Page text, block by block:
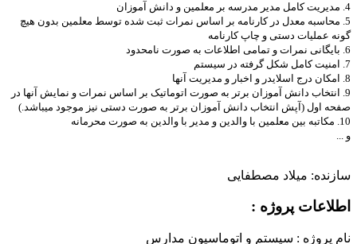
4. مدیریت کامل مدیر مدرسه بر معلمین و دانش آموزان
5. محاسبه معدل در کارنامه بر اساس نمرات ثبت شده توسط معلمین بدون هیچ
گونه عملیات دستی و چاپ کارنامه
6. بایگانی نمرات و تمامی اطلاعات به صورت نامحدود
7. امنیت کامل شکل گرفته در سیستم
8. امکان درج اسلایدر و اخبار و مدیریت آنها
9. انتخاب دانش آموزان برتر به صورت اتوماتیک بر اساس نمرات و نمایش آنها در
صفحه اول (آپش انتخاب دانش آموزان برتر به صورت دستی نیز موجود میباشد.)
10. مکاتبه بین معلمین با والدین و مدیر با والدین به صورت محرمانه
و ...
سازنده: میلاد مصطفایی
اطلاعات پروژه :
نام پروژه : سیستم و اتوماسیون مدارس